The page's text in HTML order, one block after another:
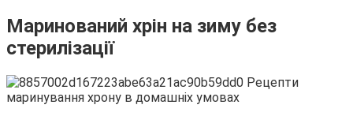
Маринований хрін на зиму без
стерилізації